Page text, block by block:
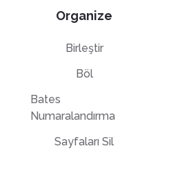
Organize
Birleştir
Böl
Bates
Numaralandırma
Sayfaları Sil